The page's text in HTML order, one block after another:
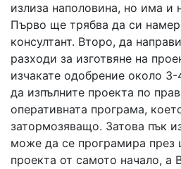
излиза наполовина, но има и
Първо ще трябва да си
консултант. Второ, да
разходи за изготвяне на
изчакате одобрение около
да изпълните проекта по
оперативната програма,
затормозяващо. Затова пък
може да се програмира през
проекта от самото начало, а